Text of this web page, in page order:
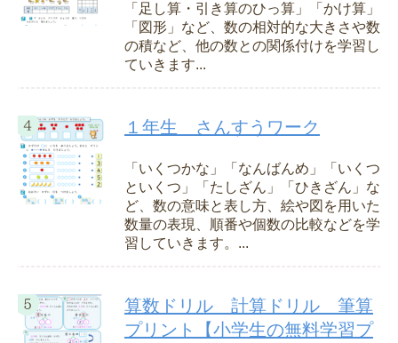
「足し算・引き算のひっ算」「かけ算」
「図形」など、数の相対的な大きさや数
の積など、他の数との関係付けを学習し
ていきます...
１年生 さんすうワーク
「いくつかな」「なんばんめ」「いくつ
といくつ」「たしざん」「ひきざん」な
ど、数の意味と表し方、絵や図を用いた
数量の表現、順番や個数の比較などを学
習していきます。...
算数ドリル 計算ドリル 筆算
プリント【小学生の無料学習プ